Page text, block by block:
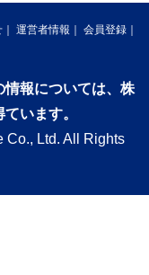
運営者情報
会員登録
情報については、株
います。
Co., Ltd. All Rights